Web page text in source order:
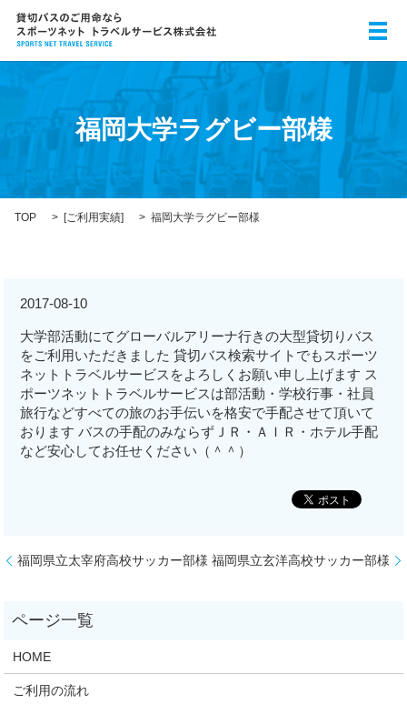
メ
福岡大学ラグビー部様
TOP [ご利用実績] 福岡大学ラグビー部様
2017-08-10
大学部活動にてグローバルアリーナ行きの大型貸切りバス
をご利用いただきました 貸切バス検索サイトでもスポーツ
ネットトラベルサービスをよろしくお願い申し上げます ス
ポーツネットトラベルサービスは部活動・学校行事・社員
旅行などすべての旅のお手伝いを格安で手配させて頂いて
おります バスの手配のみならずＪＲ・ＡＩＲ・ホテル手配
など安心してお任せください（＾＾）
福岡県立太宰府高校サッカー部様 福岡県立玄洋高校サッカー部様
HOME
ご利用の流れ